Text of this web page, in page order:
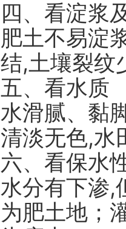
四、看淀浆
肥土不易淀
结,土壤裂纹
五、看水质
水滑腻、黏
清淡无色,水
六、看保水
水分有下渗,
为肥土地；